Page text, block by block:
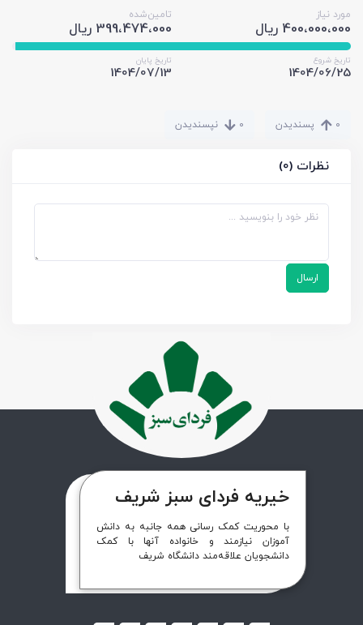
مورد نیاز
400،000،000 ریال
تامین‌شده
399،474،000 ریال
تاریخ شروع
1404/06/25
تاریخ پایان
1404/07/13
0
0 نپسندیدن
نظرات (0)
ارسال
خیریه فردای سبز شریف
با محوریت کمک رسانی همه جانبه به دانش
آموزان نیازمند و خانواده آنها با کمک
دانشجویان علاقه‌مند دانشگاه شریف